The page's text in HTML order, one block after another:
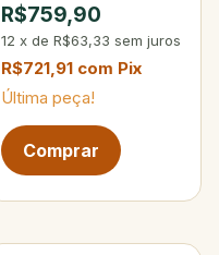
R$759,90
12 x de R$63,33 sem juros
R$721,91 com Pix
Última peça!